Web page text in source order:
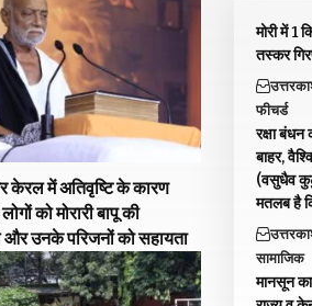
केरल में अतिवृष्टि के कारण
को मोरारी बापू की
और उनके परिजनों को सहायता
मोरी में 1
तस्कर
फीचर्ड
रक्षा
बाहर,
(वसुधैव
मतलब है
सामाजिक
मानसून